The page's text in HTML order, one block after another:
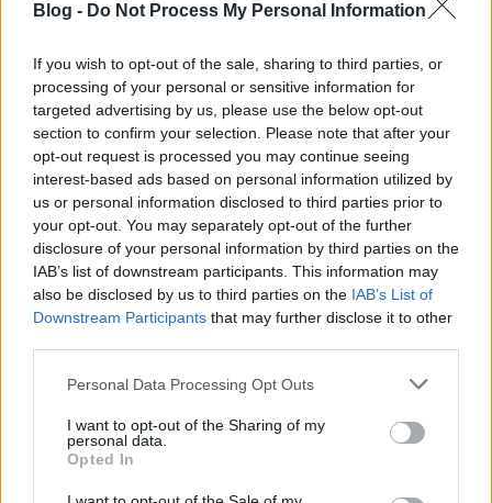
Blog - Do Not Process My Personal Information
If you wish to opt-out of the sale, sharing to third parties, or
processing of your personal or sensitive information for
targeted advertising by us, please use the below opt-out
section to confirm your selection. Please note that after your
opt-out request is processed you may continue seeing
interest-based ads based on personal information utilized by
us or personal information disclosed to third parties prior to
your opt-out. You may separately opt-out of the further
disclosure of your personal information by third parties on the
IAB’s list of downstream participants. This information may
also be disclosed by us to third parties on the IAB’s List of
Downstream Participants that may further disclose it to other
Please note that this website/app uses one or more Google
not limited to your visit or usage behaviour. You may click to
grant or deny consent to Google and its third-party tags to
use your data for below specified purposes in below Google
consent section.
Personal Data Processing Opt Outs
I want to opt-out of the Sharing of my
personal data.
Opted In
- Kedd [2024.10.29.] "Ha pedig
valakinek nincsen bölcsessége,
kérjen Istentől, aki készségesen és
szemrehányás nélkül ad
mindenkinek, és meg is kapja!"
Andreas •2024. október 29.
&#0;&#0;&#0;&#0;&#0;&#0;&#0;&#0;&#0; *
MINDEN NAPRA: 1 MONDATBAN IS; 2 KIÍRT
ÚTMUTATÓ IGE; 3 *Protestáns-
RÚF*Károli*Katolikus* FORDÍTÁSBAN* HANGZÓ
ÖRÖMHÍRTÁR * http://www.garainyh.hu ***
https://garainyh.blog.hu/ ***
- Csütörtök [2024.03.21.] "Aki pedig